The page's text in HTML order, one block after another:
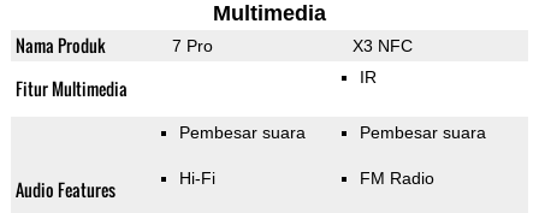
Multimedia
Nama Produk 7 Pro X3 NFC
Fitur Multimedia IR
Audio Features
Pembesar suara
Hi-Fi
Pembesar suara
FM Radio